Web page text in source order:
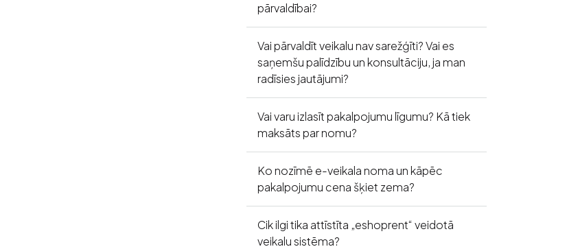
pārvaldībai?
Vai pārvaldīt veikalu nav sarežģīti? Vai es
saņemšu palīdzību un konsultāciju, ja man
radīsies jautājumi?
Vai varu izlasīt pakalpojumu līgumu? Kā tiek
maksāts par nomu?
Ko nozīmē e-veikala noma un kāpēc
pakalpojumu cena šķiet zema?
Cik ilgi tika attīstīta „eshoprent“ veidotā
veikalu sistēma?